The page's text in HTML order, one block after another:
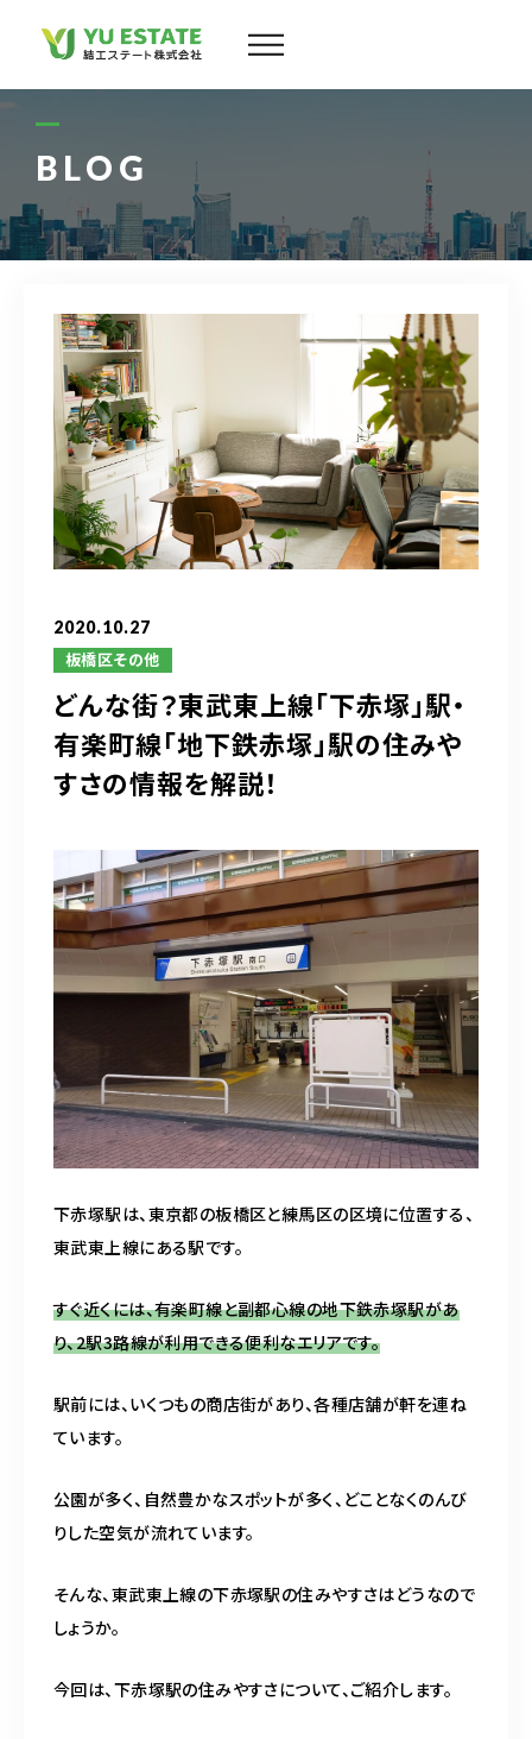
BLOG
2020.10.27
板橋区その他
どんな街？東武東上線「下赤塚」駅・
有楽町線「地下鉄赤塚」駅の住みや
すさの情報を解説！
下赤塚駅は、東京都の板橋区と練馬区の区境に位置する、
東武東上線にある駅です。
すぐ近くには、有楽町線と副都心線の地下鉄赤塚駅があ
り、2駅3路線が利用できる便利なエリアです。
駅前には、いくつもの商店街があり、各種店舗が軒を連ね
ています。
公園が多く、自然豊かなスポットが多く、どことなくのんび
りした空気が流れています。
そんな、東武東上線の下赤塚駅の住みやすさはどうなので
しょうか。
今回は、下赤塚駅の住みやすさについて、ご紹介します。
物件情報
お客様の声
よくある質問
ブログ
03-6909-2648
営業時間 10：00～19：00（定休日 水曜日）
お問い合わせはこちら